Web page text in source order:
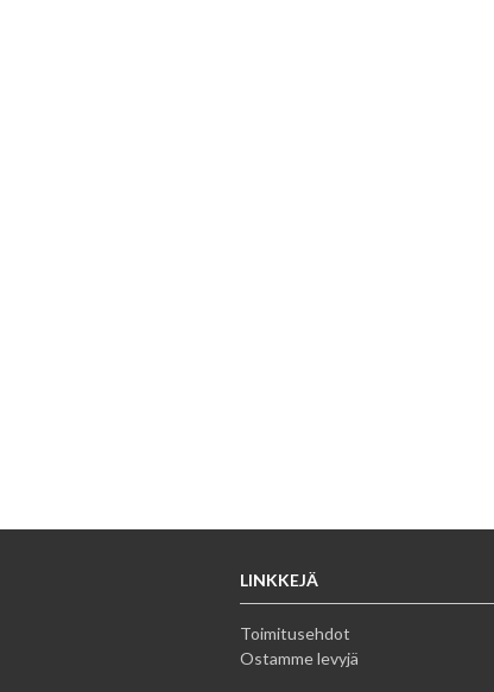
LINKKEJÄ
Toimitusehdot
Ostamme levyjä